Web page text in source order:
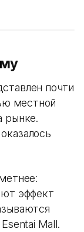
почти
местной
рынке.
эффект
Mall.